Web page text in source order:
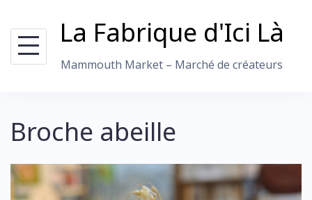
to
content
La Fabrique d'Ici Là
Mammouth Market – Marché de créateurs
Broche abeille